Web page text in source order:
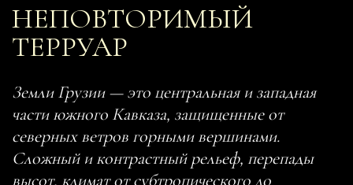
НЕПОВТОРИМЫЙ
ТЕРРУАР
Земли Грузии — это центральная и западная
части южного Кавказа, защищенные от
северных ветров горными вершинами.
Сложный и контрастный рельеф, перепады
высот, климат от субтропического до